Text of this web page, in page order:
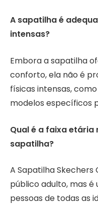
A sapatilha é
intensas?
Embora a sapatilha
conforto, ela não é
físicas intensas,
modelos específicos
Qual é a faixa
sapatilha?
A Sapatilha Skechers
público adulto, mas
pessoas de todas as